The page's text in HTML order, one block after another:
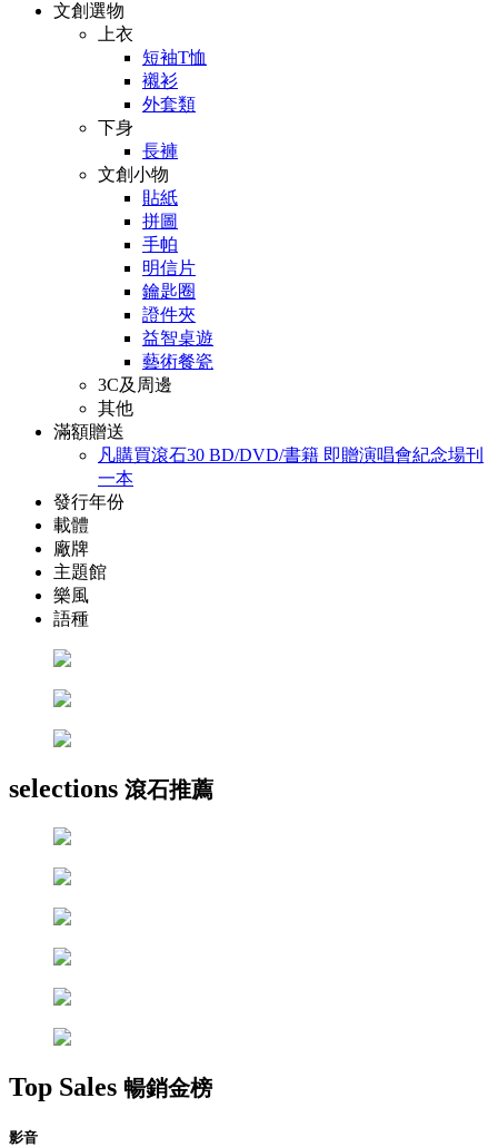
文創選物
上衣
短袖T恤
襯衫
外套類
下身
長褲
文創小物
貼紙
拼圖
手帕
明信片
鑰匙圈
證件夾
益智桌遊
藝術餐瓷
3C及周邊
其他
滿額贈送
凡購買滾石30 BD/DVD/書籍 即贈演唱會紀念場刊
一本
發行年份
載體
廠牌
主題館
樂風
語種
selections 滾石推薦
Top Sales 暢銷金榜
影音